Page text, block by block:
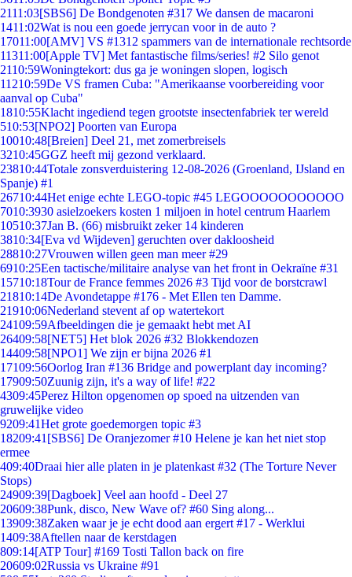
2111:03[SBS6] De Bondgenoten #317 We dansen de macaroni
1411:02Wat is nou een goede jerrycan voor in de auto ?
17011:00[AMV] VS #1312 spammers van de internationale rechtsorde
11311:00[Apple TV] Met fantastische films/series! #2 Silo genot
2110:59Woningtekort: dus ga je woningen slopen, logisch
11210:59De VS framen Cuba: "Amerikaanse voorbereiding voor
aanval op Cuba"
1810:55Klacht ingediend tegen grootste insectenfabriek ter wereld
510:53[NPO2] Poorten van Europa
10010:48[Breien] Deel 21, met zomerbreisels
3210:45GGZ heeft mij gezond verklaard.
23810:44Totale zonsverduistering 12-08-2026 (Groenland, IJsland en
Spanje) #1
26710:44Het enige echte LEGO-topic #45 LEGOOOOOOOOOOO
7010:3930 asielzoekers kosten 1 miljoen in hotel centrum Haarlem
10510:37Jan B. (66) misbruikt zeker 14 kinderen
3810:34[Eva vd Wijdeven] geruchten over dakloosheid
28810:27Vrouwen willen geen man meer #29
6910:25Een tactische/militaire analyse van het front in Oekraïne #31
15710:18Tour de France femmes 2026 #3 Tijd voor de borstcrawl
21810:14De Avondetappe #176 - Met Ellen ten Damme.
21910:06Nederland stevent af op watertekort
24109:59Afbeeldingen die je gemaakt hebt met AI
26409:58[NET5] Het blok 2026 #32 Blokkendozen
14409:58[NPO1] We zijn er bijna 2026 #1
17109:56Oorlog Iran #136 Bridge and powerplant day incoming?
17909:50Zuunig zijn, it's a way of life! #22
4309:45Perez Hilton opgenomen op spoed na uitzenden van
gruwelijke video
9209:41Het grote goedemorgen topic #3
18209:41 [SBS6] De Oranjezomer #10 Helene je kan het niet stop
ermee
409:40Draai hier alle platen in je platenkast #32 (The Torture Never
Stops)
24909:39[Dagboek] Veel aan hoofd - Deel 27
20609:38Punk, disco, New Wave of? #60 Sing along...
13909:38Zaken waar je je echt dood aan ergert #17 - Werklui
1409:38Aftellen naar de kerstdagen
809:14[ATP Tour] #169 Tosti Tallon back on fire
20609:02Russia vs Ukraine #91